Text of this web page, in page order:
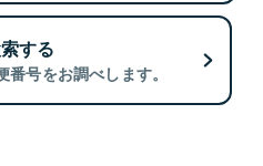
する
号をお調べします。